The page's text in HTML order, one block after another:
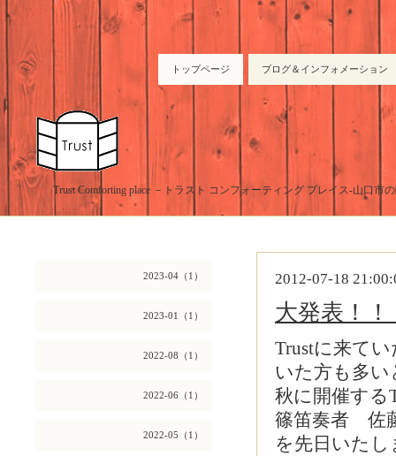
トップページ ブログ＆インフォメーション
Trust Comforting place －トラスト コンフォーティング プレイス-山口市
2023-04（1）
2023-01（1）
2022-08（1）
2022-06（1）
2022-05（1）
2012-07-18
大発表！
Trustに来て
いた方も多
秋に開催する
篠笛奏者 佐
を先日いた